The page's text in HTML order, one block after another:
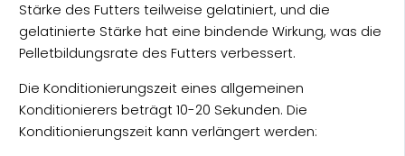
Stärke des Futters teilweise gelatiniert, und die
gelatinierte Stärke hat eine bindende Wirkung, was die
Pelletbildungsrate des Futters verbessert.
Die Konditionierungszeit eines allgemeinen
Konditionierers beträgt 10-20 Sekunden. Die
Konditionierungszeit kann verlängert werden: